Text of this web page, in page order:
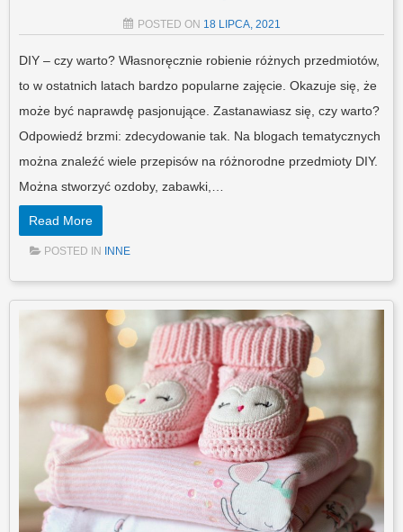
POSTED ON 18 LIPCA, 2021
DIY – czy warto? Własnoręcznie robienie różnych przedmiotów,
to w ostatnich latach bardzo popularne zajęcie. Okazuje się, że
może być naprawdę pasjonujące. Zastanawiasz się, czy warto?
Odpowiedź brzmi: zdecydowanie tak. Na blogach tematycznych
można znaleźć wiele przepisów na różnorodne przedmioty DIY.
Można stworzyć ozdoby, zabawki,…
Read More
POSTED IN INNE